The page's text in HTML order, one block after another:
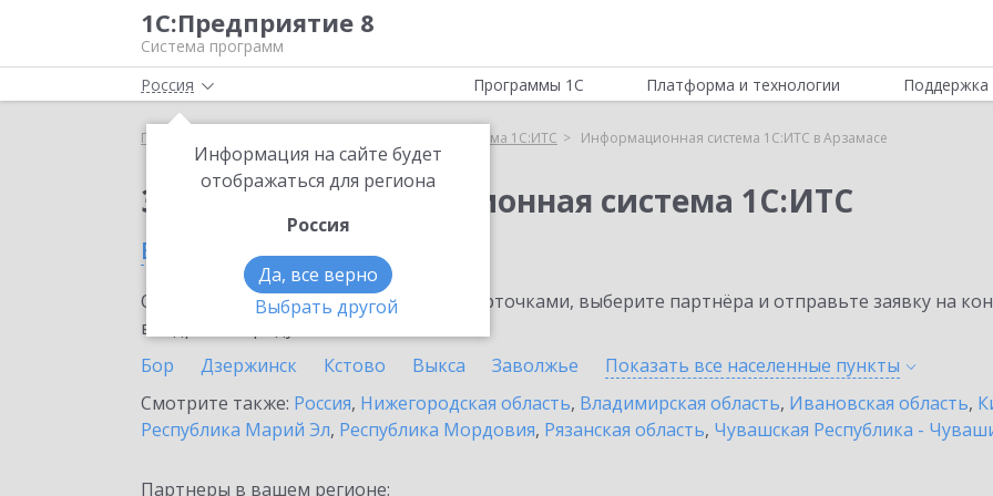
1С:Предприятие 8
Система программ
Россия
Информация на сайте будет
отображаться для региона
Россия
Да, все верно
Выбрать другой
Программы 1С Платформа и технологии Поддержка
Главная Информационная система 1С:ИТС Информационная система 1С:ИТС в Арзамасе
Заказать Информационная система 1С:ИТС
в Арзамасе
Ознакомьтесь с информационными карточками, выберите партнёра и отправьте заявку на
внедрение продукта.
Бор
Дзержинск Кстово Выкса Заволжье Показать все населенные пункты
Смотрите также: Россия, Нижегородская область, Владимирская область, Ивановская область,
Республика Марий Эл, Республика Мордовия, Рязанская область, Чувашская Республика -
Партнеры в вашем регионе: